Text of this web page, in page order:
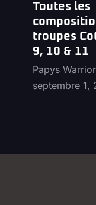
Toutes les
troupes
9, 10 & 11
Papys
septembre 1,